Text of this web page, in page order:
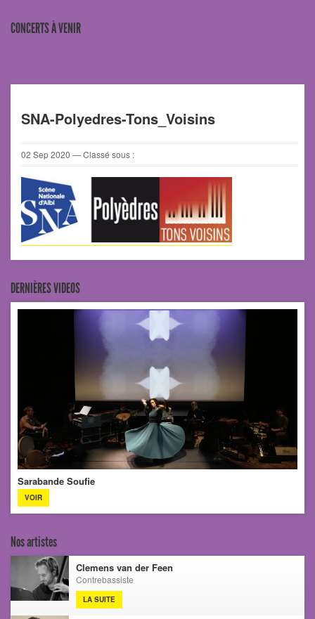
CONCERTS À VENIR
SNA-Polyedres-Tons_Voisins
02 Sep2020 — Classé sous :
DERNIÈRES VIDEOS
Sarabande Soufie
VOIR
Nos artistes
Clemens van der Feen
Contrebassiste
LA SUITE